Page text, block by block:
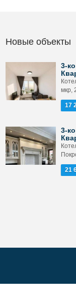
Новые объекты
3-
мкр,
17
3-
21